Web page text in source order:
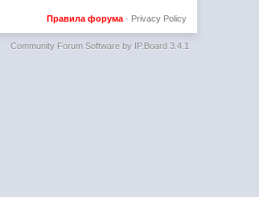
Privacy Policy
Правила форума·
Community Forum Software by IP.Board 3.4.1